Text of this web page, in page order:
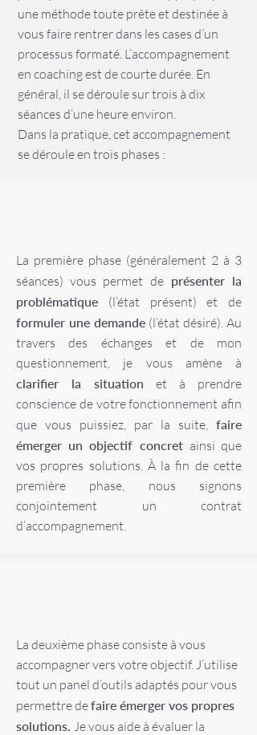
une méthode toute prête et destinée à
vous faire rentrer dans les cases d’un
processus formaté. L’accompagnement
en coaching est de courte durée. En
général, il se déroule sur trois à dix
séances d’une heure environ.
Dans la pratique, cet accompagnement
se déroule en trois phases :
La première phase (généralement 2 à 3
séances) vous permet deprésenter la
problématique (l’état présent) et de
formuler une demande (l’état désiré). Au
travers des échanges et de mon
questionnement, je vous amène à
clarifier la situation et à prendre
conscience de votre fonctionnement afin
que vous puissiez, par la suite, faire
émerger un objectif concret ainsi que
vos propres solutions. À la fin de cette
première phase, nous signons
conjointement un contrat
d’accompagnement.
La deuxième phase consiste à vous
accompagner vers votre objectif. J’utilise
tout un panel d’outils adaptés pour vous
permettre defaire émerger vos propres
solutions. Je vous aide à évaluer la